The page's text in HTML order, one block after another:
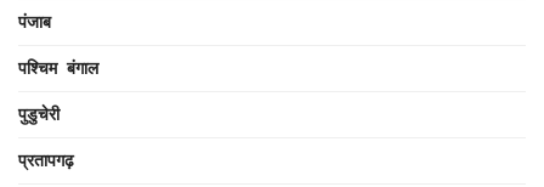
पंजाब
पश्चिम बंगाल
पुडुचेरी
प्रतापगढ़